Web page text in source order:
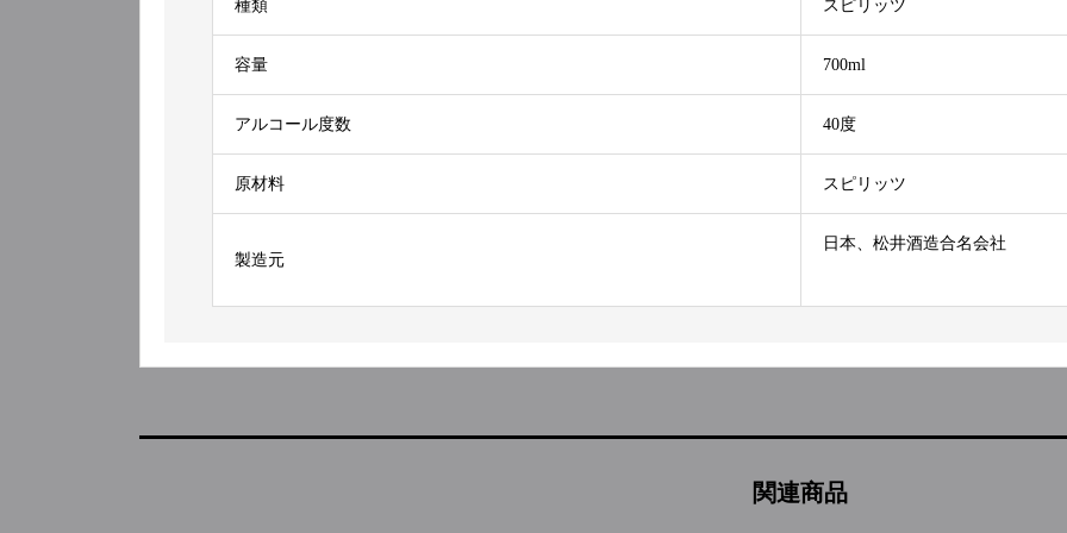
種類 スピリッツ
容量 700ml
アルコール度数 40度
原材料 スピリッツ
製造元
日本、松井酒造合名会社
関連商品